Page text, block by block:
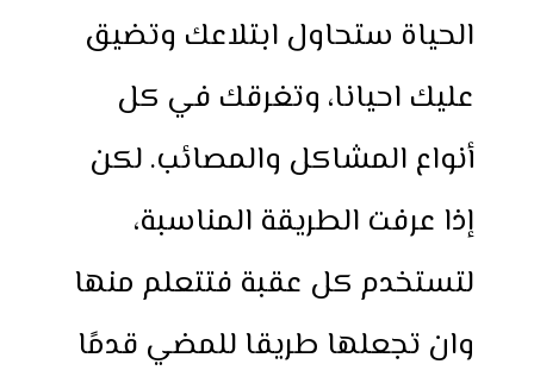
الحياة ستحاول ابتلاعك وتضيق
عليك احيانا، وتغرقك في كل
أنواع المشاكل والمصائب. لكن
إذا عرفت الطريقة المناسبة،
لتستخدم كل عقبة فتتعلم منها
وان تجعلها طريقا للمضي قدمًا